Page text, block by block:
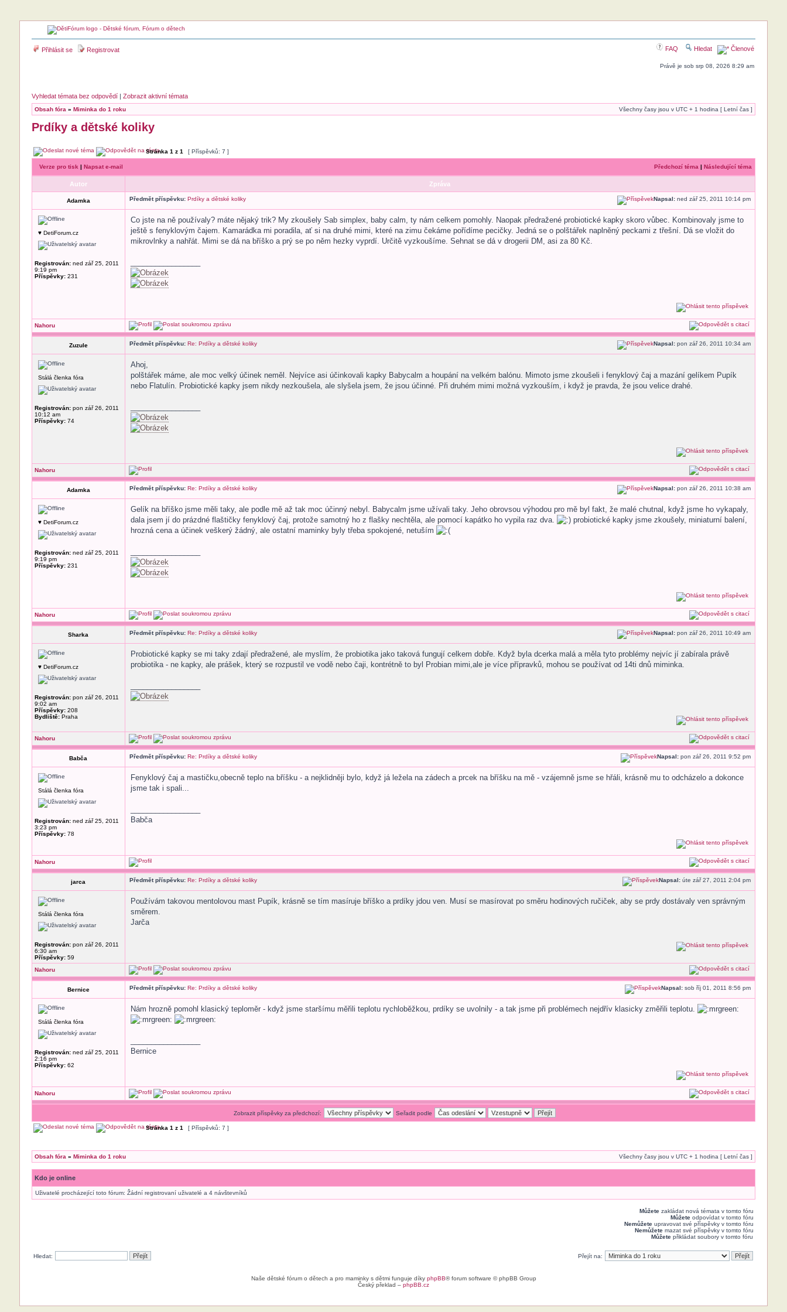
Přihlásit se Registrovat FAQ Hledat Členové
Právě je sob srp 08, 2026 8:29 am
Vyhledat témata bez odpovědí| Zobrazit aktivní témata
Obsah fóra » Miminka do 1 roku Všechny časy jsou v UTC + 1 hodina [ Letní čas ]
Prdíky a dětské koliky
Stránka 1 z 1 [ Příspěvků: 7 ]
Verze pro tisk | Napsat e-mail Předchozí téma | Následující téma
Autor Zpráva
Adamka Předmět příspěvku: Prdíky a dětské koliky Napsal:ned zář 25, 2011 10:14 pm
♥ DetiForum.cz
Registrován:ned zář 25, 2011
9:19 pm
Příspěvky:231
Co jste na ně používaly? máte nějaký trik? My zkoušely Sab simplex, baby calm, ty nám celkem pomohly. Naopak předražené probiotické kapky skoro vůbec. Kombinovaly jsme to
ještě s fenyklovým čajem. Kamarádka mi poradila, ať si na druhé mimi, které na zimu čekáme pořídíme pecičky. Jedná se o polštářek naplněný peckami z třešní. Dá se vložit do
mikrovlnky a nahřát. Mimi se dá na bříško a prý se po něm hezky vyprdí. Určitě vyzkoušíme. Sehnat se dá v drogerii DM, asi za 80 Kč.
Nahoru
Zuzule Předmět příspěvku: Re: Prdíky a dětské koliky Napsal:pon zář 26, 2011 10:34 am
Stálá členka fóra
Registrován:pon zář 26, 2011
10:12 am
Příspěvky:74
Ahoj,
polštářek máme, ale moc velký účinek neměl. Nejvíce asi účinkovali kapky Babycalm a houpání na velkém balónu. Mimoto jsme zkoušeli i fenyklový čaj a mazání gelíkem Pupík
nebo Flatulín. Probiotické kapky jsem nikdy nezkoušela, ale slyšela jsem, že jsou účinné. Při druhém mimi možná vyzkouším, i když je pravda, že jsou velice drahé.
Nahoru
Adamka Předmět příspěvku: Re: Prdíky a dětské koliky Napsal:pon zář 26, 2011 10:38 am
♥ DetiForum.cz
Registrován:ned zář 25, 2011
9:19 pm
Příspěvky:231
Gelík na bříško jsme měli taky, ale podle mě až tak moc účinný nebyl. Babycalm jsme užívali taky. Jeho obrovsou výhodou pro mě byl fakt, že malé chutnal, když jsme ho vykapaly,
dala jsem jí do prázdné flaštičky fenyklový čaj, protože samotný ho z flašky nechtěla, ale pomocí kapátko ho vypila raz dva.
probiotické kapky jsme zkoušely, miniaturní balení,
hrozná cena a účinek veškerý žádný, ale ostatní maminky byly třeba spokojené, netuším
Nahoru
Sharka Předmět příspěvku: Re: Prdíky a dětské koliky Napsal:pon zář 26, 2011 10:49 am
♥ DetiForum.cz
Registrován:pon zář 26, 2011
9:02 am
Příspěvky:208
Bydliště:Praha
Probiotické kapky se mi taky zdají předražené, ale myslím, že probiotika jako taková fungují celkem dobře. Když byla dcerka malá a měla tyto problémy nejvíc jí zabírala právě
probiotika - ne kapky, ale prášek, který se rozpustil ve vodě nebo čaji, kontrétně to byl Probian mimi,ale je více přípravků, mohou se používat od 14ti dnů miminka.
Nahoru
Babča Předmět příspěvku: Re: Prdíky a dětské koliky Napsal:pon zář 26, 2011 9:52 pm
Stálá členka fóra
Registrován:ned zář 25, 2011
3:23 pm
Příspěvky:78
Fenyklový čaj a mastičku,obecně teplo na bříšku - a nejklidněji bylo, když já ležela na zádech a prcek na bříšku na mě - vzájemně jsme se hřáli, krásně mu to odcházelo a dokonce
jsme tak i spali...
Babča
Nahoru
jarca Předmět příspěvku: Re: Prdíky a dětské koliky Napsal:úte zář 27, 2011 2:04 pm
Stálá členka fóra
Registrován:pon zář 26, 2011
6:30 am
Příspěvky:59
Používám takovou mentolovou mast Pupík, krásně se tím masíruje bříško a prdíky jdou ven. Musí se masírovat po směru hodinových ručiček, aby se prdy dostávaly ven správným
směrem.
Jarča
Nahoru
Bernice Předmět příspěvku: Re: Prdíky a dětské koliky Napsal:sob říj 01, 2011 8:56 pm
Stálá členka fóra
Registrován:ned zář 25, 2011
2:16 pm
Příspěvky:62
Nám hrozně pomohl klasický teploměr - když jsme staršímu měřili teplotu rychloběžkou, prdíky se uvolnily - a tak jsme při problémech nejdřív klasicky změřili teplotu.
Bernice
Nahoru
Zobrazit příspěvky za předchozí: Seřadit podle
Stránka 1 z 1 [ Příspěvků: 7 ]
Obsah fóra » Miminka do 1 roku Všechny časy jsou v UTC + 1 hodina [ Letní čas ]
Kdo je online
Uživatelé procházející toto fórum: Žádní registrovaní uživatelé a 4 návštevníků
Můžetezakládat nová témata v tomto fóru
Můžeteodpovídat v tomto fóru
Nemůžeteupravovat své příspěvky v tomto fóru
Nemůžetemazat své příspěvky v tomto fóru
Můžetepřikládat soubory v tomto fóru
Hledat: Přejít na:
Naše dětské fórum o dětech a pro maminky s dětmi funguje díky phpBB® forum software © phpBB Group
Český překlad – phpBB.cz